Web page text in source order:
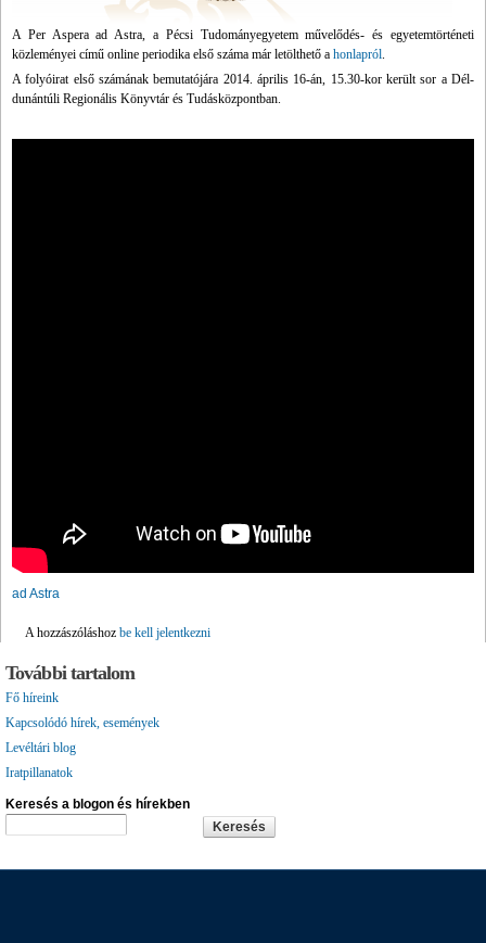
A Per Aspera ad Astra, a Pécsi Tudományegyetem művelődés- és egyetemtörténeti
közleményei című online periodika első száma már letölthető a honlapról.
A folyóirat első számának bemutatójára 2014. április 16-án, 15.30-kor került sor a Dél-
dunántúli Regionális Könyvtár és Tudásközpontban.
ad Astra
A hozzászóláshoz be kell jelentkezni
További tartalom
Fő híreink
Kapcsolódó hírek, események
Levéltári blog
Iratpillanatok
Keresés a blogon és hírekben